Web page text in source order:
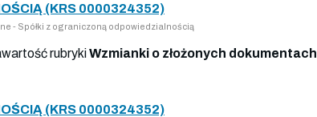
(KRS 0000324352)
- Spółki z ograniczoną odpowiedzialnością
rubrykiWzmianki o złożonych dokumentach
(KRS 0000324352)